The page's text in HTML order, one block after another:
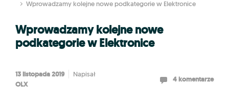
Wprowadzamy kolejne nowe podkategorie w Elektronice
Wprowadzamy kolejne nowe
podkategorie w Elektronice
13 listopada 2019 Napisał
OLX
4 komentarze